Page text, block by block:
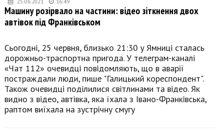
Машину розірвало на частини: відео зіткнення двох
автівок під Франківськом
Сьогодні, 25 червня, близько 21:30 у Ямниці сталась
дорожньо-траспортна пригода. У телеграм-каналі
«Чат 112» очевидці повідомляють, що в аварії
постраждали люди, пише "Галицький кореспондент".
Також очевидці поділилися світлинами та відео. Як
видно з відео, автівка, яка їхала з Івано-Франківська,
раптом виїхала на зустрічну смугу